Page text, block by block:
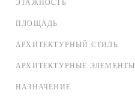
ЭТАЖНОСТЬ
ПЛОЩАДЬ
АРХИТЕКТУРНЫЙ СТИЛЬ
АРХИТЕКТУРНЫЕ ЭЛЕМЕНТЫ
НАЗНАЧЕНИЕ